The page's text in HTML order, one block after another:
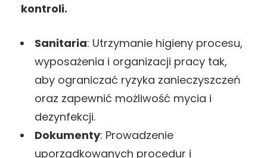
kontroli.
Sanitaria: Utrzymanie higieny procesu,
wyposażenia i organizacji pracy tak,
aby ograniczać ryzyka zanieczyszczeń
oraz zapewnić możliwość mycia i
dezynfekcji.
Dokumenty: Prowadzenie
uporządkowanych procedur i